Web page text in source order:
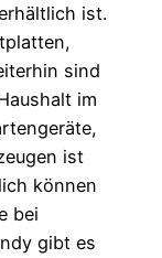
ist.
sind
im
ist
können
bei
gibt es